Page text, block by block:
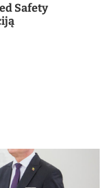
Safety